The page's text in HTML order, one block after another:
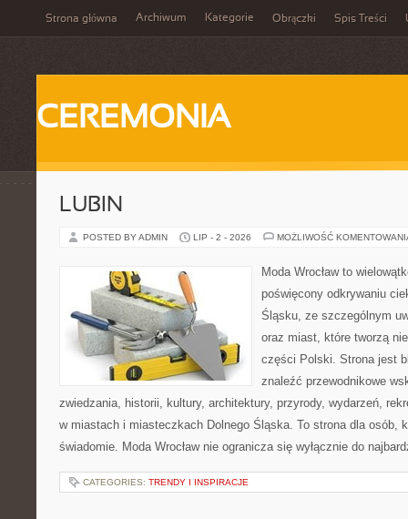
Strona główna Archiwum Kategorie Obrączki Spis Treści
CEREMONIA
LUBIN
POSTED BY ADMIN LIP - 2 - 2026 MOŻLIWOŚĆ
Moda Wrocław to
poświęcony odkrywaniu
Śląsku, ze szczególnym
oraz miast, które tworzą
części Polski. Strona jest
znaleźć przewodnikowe
zwiedzania, historii, kultury, architektury, przyrody, wydarzeń,
w miastach i miasteczkach Dolnego Śląska. To strona dla osób,
świadomie. Moda Wrocław nie ogranicza się wyłącznie do
CATEGORIES: TRENDY I INSPIRACJE